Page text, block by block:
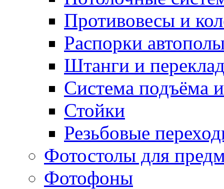
Противовесы и
Распорки
Штанги и
Система подъёма
Стойки
Резьбовые
Фотостолы для
Фотофоны